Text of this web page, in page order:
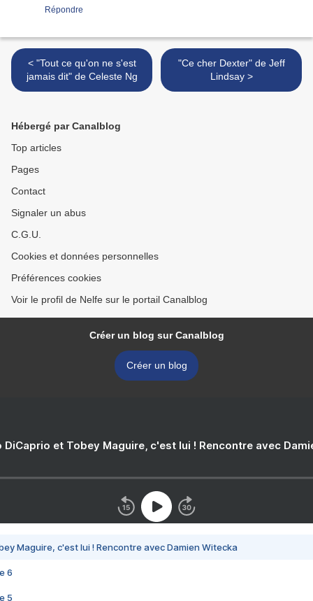
Répondre
< "Tout ce qu'on ne s'est
jamais dit" de Celeste Ng
"Ce cher Dexter" de Jeff
Lindsay >
Hébergé par Canalblog
Top articles
Pages
Contact
Signaler un abus
C.G.U.
Cookies et données personnelles
Préférences cookies
Voir le profil de Nelfe sur le portail Canalblog
Créer un blog sur Canalblog
Créer un blog
DiCaprio et Tobey Maguire, c'est lui ! Rencontre avec
Maguire, c'est lui ! Rencontre avec Damien Witecka
6
5